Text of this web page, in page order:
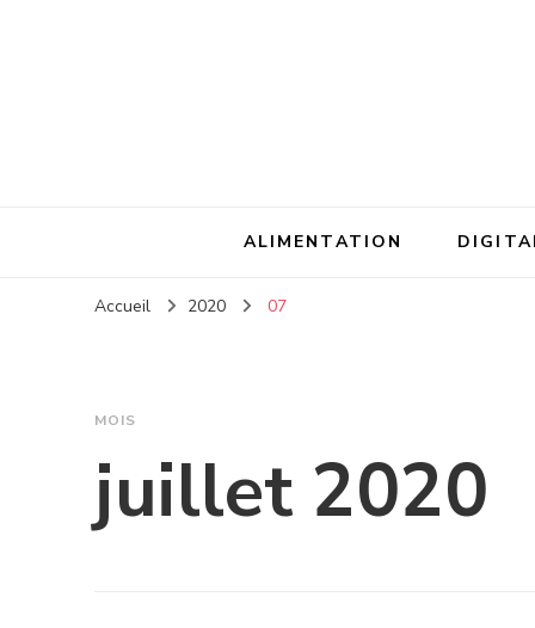
ALIMENTATION
Accueil 2020 07
MOIS
juillet 2020